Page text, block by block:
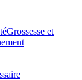
Grossesse et